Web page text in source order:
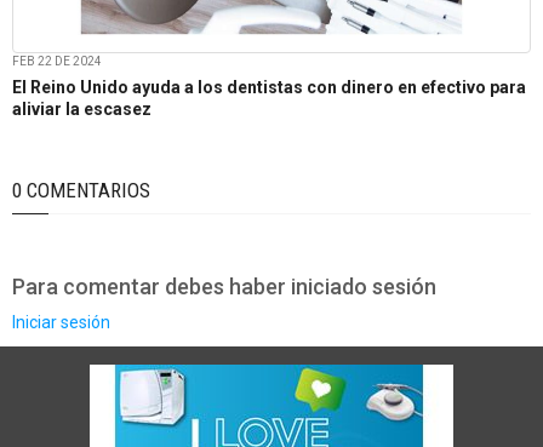
FEB 22 DE 2024
El Reino Unido ayuda a los dentistas con dinero en efectivo para
aliviar la escasez
0 COMENTARIOS
Para comentar debes haber iniciado sesión
Iniciar sesión